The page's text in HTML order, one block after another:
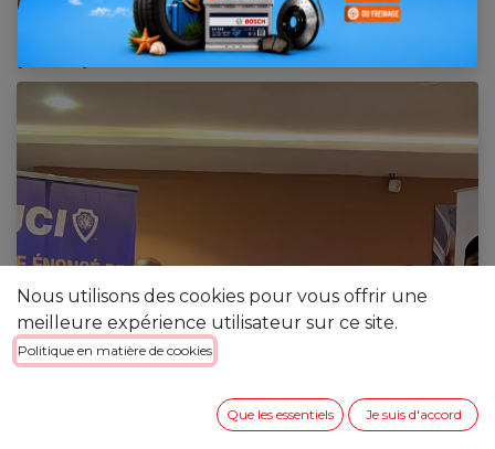
30 juin 2025 par
[023156] Ferdinand ANDRIANINANDRIANA
Nous utilisons des cookies pour vous offrir une
meilleure expérience utilisateur sur ce site.
Politique en matière de cookies
Que les essentiels Je suis d'accord